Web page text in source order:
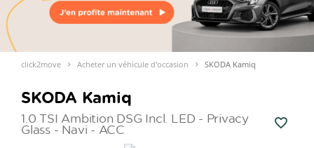
click2move Acheter un véhicule d'occasion SKODA Kamiq
SKODA Kamiq
1.0 TSI Ambition DSG Incl. LED - Privacy
Glass - Navi - ACC